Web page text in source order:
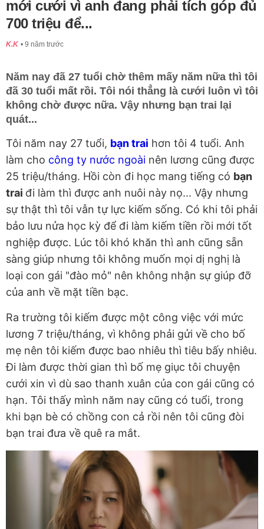
mới cưới vì anh đang phải tích góp đủ
700 triệu để...
K.K 9 năm trước
Năm nay đã 27 tuổi chờ thêm mấy năm nữa thì tôi
đã 30 tuổi mất rồi. Tôi nói thẳng là cưới luôn vì tôi
không chờ được nữa. Vậy nhưng bạn trai lại
quát...
Tôi năm nay 27 tuổi, bạn trai hơn tôi 4 tuổi. Anh
làm cho công ty nước ngoài nên lương cũng được
25 triệu/tháng. Hồi còn đi học mang tiếng có bạn
trai đi làm thì được anh nuôi này nọ... Vậy nhưng
sự thật thì tôi vẫn tự lực kiếm sống. Có khi tôi phải
bảo lưu nửa học kỳ để đi làm kiếm tiền rồi mới tốt
nghiệp được. Lúc tôi khó khăn thì anh cũng sẵn
sàng giúp nhưng tôi không muốn mọi dị nghị là
loại con gái "đào mỏ" nên không nhận sự giúp đỡ
của anh về mặt tiền bạc.
Ra trường tôi kiếm được một công việc với mức
lương 7 triệu/tháng, vì không phải gửi về cho bố
mẹ nên tôi kiếm được bao nhiêu thì tiêu bấy nhiêu.
Đi làm được thời gian thì bố mẹ giục tôi chuyện
cưới xin vì dù sao thanh xuân của con gái cũng có
hạn. Tôi thấy mình năm nay cũng có tuổi, trong
khi bạn bè có chồng con cả rồi nên tôi cũng đòi
bạn trai đưa về quê ra mắt.